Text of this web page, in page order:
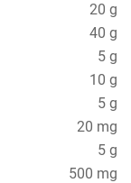
20 g
40 g
5 g
10 g
5 g
20 mg
5 g
500 mg